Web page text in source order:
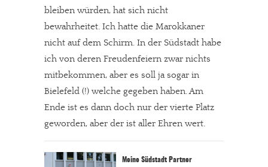
bleiben würden, hat sich nicht
bewahrheitet. Ich hatte die Marokkaner
nicht auf dem Schirm. In der Südstadt habe
ich von deren Freudenfeiern zwar nichts
mitbekommen, aber es soll ja sogar in
Bielefeld (!) welche gegeben haben. Am
Ende ist es dann doch nur der vierte Platz
geworden, aber der ist aller Ehren wert.